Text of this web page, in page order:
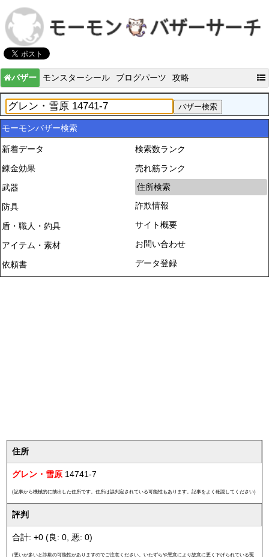
バザー モンスターシール ブログパーツ 攻略
モーモンバザー検索
新着データ
錬金効果
武器
防具
盾・職人・釣具
アイテム・素材
依頼書
検索数ランク
売れ筋ランク
住所検索
詐欺情報
サイト概要
お問い合わせ
データ登録
住所
グレン・雪原 14741-7
(記事から機械的に抽出した住所です。住所は誤判定されている可能性もあります。記事をよく確認してください)
評判
合計: +0 (良: 0, 悪: 0)
(悪いが多いと詐欺の可能性がありますのでご注意ください。いたずらや悪意により故意に悪く下げられている冤